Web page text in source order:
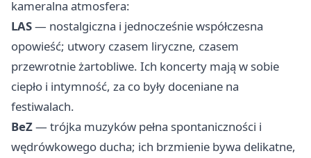
kameralna atmosfera:
LAS— nostalgiczna i jednocześnie współczesna
opowieść; utwory czasem liryczne, czasem
przewrotnie żartobliwe. Ich koncerty mają w sobie
ciepło i intymność, za co były doceniane na
festiwalach.
BeZ— trójka muzyków pełna spontaniczności i
wędrówkowego ducha; ich brzmienie bywa delikatne,